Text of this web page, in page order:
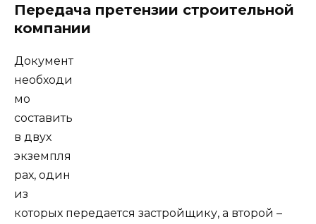
Передача претензии строительной
компании
Документ
необходи
мо
составить
в двух
экземпля
рах, один
из
которых передается застройщику, а второй –